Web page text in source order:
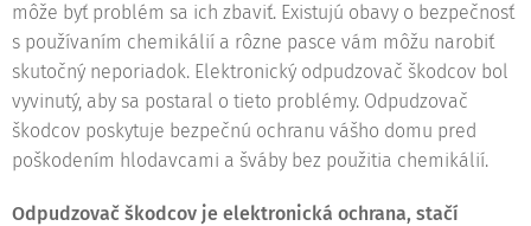
môže byť problém sa ich zbaviť. Existujú obavy o bezpečnosť
s používaním chemikálií a rôzne pasce vám môžu narobiť
skutočný neporiadok. Elektronický odpudzovač škodcov bol
vyvinutý, aby sa postaral o tieto problémy. Odpudzovač
škodcov poskytuje bezpečnú ochranu vášho domu pred
poškodením hlodavcami a šváby bez použitia chemikálií.
Odpudzovač škodcov je elektronická ochrana, stačí